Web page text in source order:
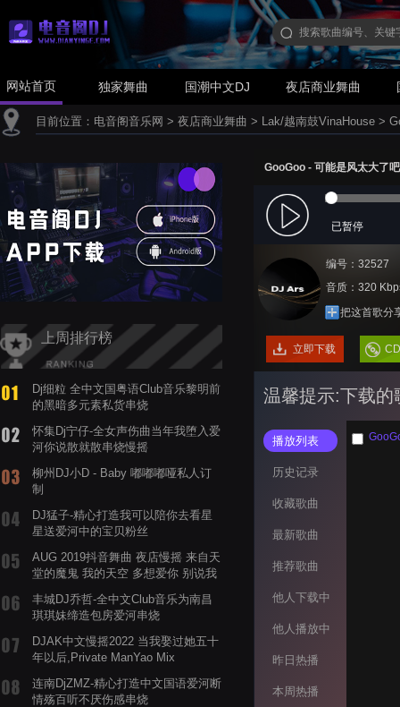
网站首页 独家舞曲 国潮中文DJ 夜店商业舞曲
目前位置： 电音阁音乐网 > 夜店商业舞曲 > Lak/越南鼓VinaHouse >
上周排行榜
Dj细粒 全中文国粤语Club音乐黎明前
的黑暗多元素私货串烧
怀集Dj宁仔-全女声伤曲当年我堕入爱
河你说散就散串烧慢摇
柳州DJ小D - Baby 嘟嘟嘟哑私人订
制
DJ猛子-精心打造我可以陪你去看星
星送爱河中的宝贝粉丝
AUG 2019抖音舞曲 夜店慢摇 来自天
堂的魔鬼 我的天空 多想爱你 别说我
丰城DJ乔哲-全中文Club音乐为南昌
琪琪妹缔造包房爱河串烧
DJAK中文慢摇2022 当我娶过她五十
年以后,Private ManYao Mix
连南DjZMZ-精心打造中文国语爱河断
情殇百听不厌伤感串烧
GooGoo - 可能是风太大了
已暂停
编号：32527
音质：320
把这首歌分
立即下载
温馨提示:下载的
播放列表
历史记录
收藏歌曲
最新歌曲
推荐歌曲
他人下载中
他人播放中
昨日热播
本周热播